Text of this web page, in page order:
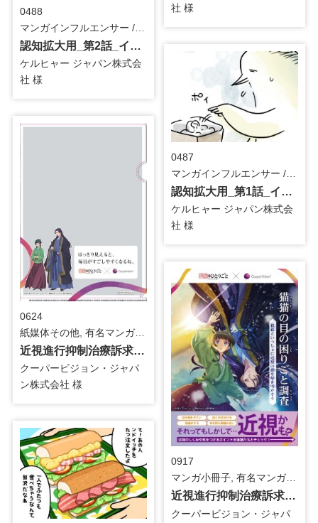
社 様
0488
マンガインフルエンサー / メーカー
認知拡大用_第2話_インフルエンサーマンガ
ケルヒャー ジャパン株式会
社 様
0487
認知拡大用_第1話_インフルエンサーマンガ
ケルヒャー ジャパン株式会
社 様
0624
紙媒体その他, 有名マンガタイアップ / 医療・介護
近視進行抑制治療訴求用_クリアファイル
クーパービジョン・ジャパ
ン株式会社 様
0917
マンガ小冊子, 有名マンガタイアップ / 医療・介護
近視進行抑制治療訴求用_マンガ小冊子
クーパービジョン・ジャパ